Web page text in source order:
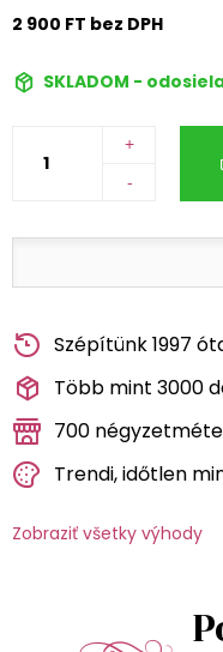
2 900 FT bez DPH
SKLADOM -
+
-
Szépítünk 1997
Több mint 3000
700
Trendi, időtlen
Zobraziť všetky výhody